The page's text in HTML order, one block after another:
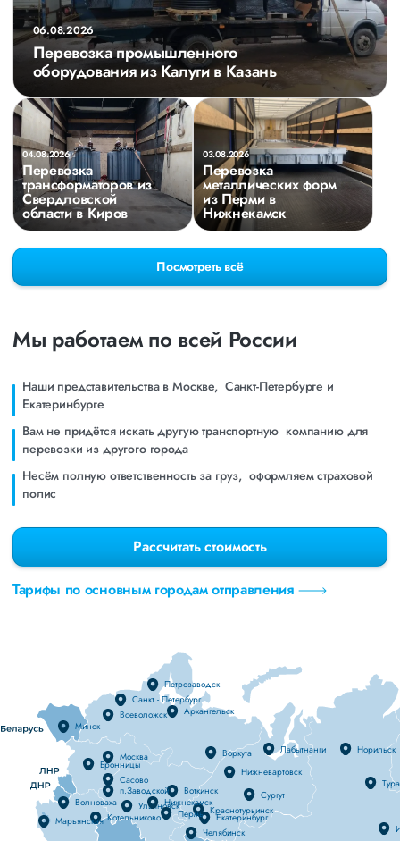
06.08.2026
Перевозка промышленного
оборудования из Калуги в Казань
04.08.2026
Перевозка
трансформаторов из
Свердловской
области в Киров
03.08.2026
Перевозка
металлических форм
из Перми в
Нижнекамск
Посмотреть всё
Мы работаем по всей России
Наши представительства в Москве, Санкт-Петербурге и
Eкатеринбурге
Вам не придётся искать другую транспортную компанию для
перевозки из другого города
Несём полную ответственность за груз, оформляем страховой
полис
Рассчитать стоимость
Тарифы по основным городам отправления
Норильск
Тура
Екатеринбург
Челябинск
Архангельск
Санкт - Петербург
Москва
Котельниково
Воткинск
Волноваха
Всеволожск
Сургут
Петрозаводск
п.Заводской
Сасово
Воркута
Марьянская
Бронницы
Краснотурьинск
УльяновскНижнекамск
Пермь
Нижневартовск
Лабытнанги
Минск